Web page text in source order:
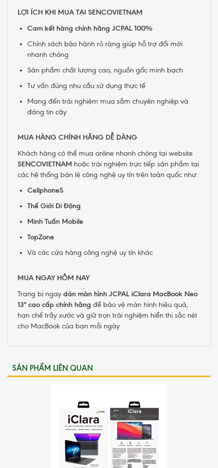
LỢI ÍCH KHI MUA TẠI SENCOVIETNAM
Cam kết hàng chính hãng JCPAL 100%
Chính sách bảo hành rõ ràng giúp hỗ trợ đổi mới
nhanh chóng
Sản phẩm chất lượng cao, nguồn gốc minh bạch
Tư vấn đúng nhu cầu sử dụng thực tế
Mang đến trải nghiệm mua sắm chuyên nghiệp và
đáng tin cậy
MUA HÀNG CHÍNH HÃNG DỄ DÀNG
Khách hàng có thể mua online nhanh chóng tại website
SENCOVIETNAM hoặc trải nghiệm trực tiếp sản phẩm tại
các hệ thống bán lẻ công nghệ uy tín trên toàn quốc như:
CellphoneS
Thế Giới Di Động
Minh Tuấn Mobile
TopZone
Và các cửa hàng công nghệ uy tín khác
MUA NGAY HÔM NAY
Trang bị ngay dán màn hình JCPAL iClara MacBook Neo
13" cao cấp chính hãng để bảo vệ màn hình hiệu quả,
hạn chế trầy xước và giữ trọn trải nghiệm hiển thị sắc nét
cho MacBook của bạn mỗi ngày.
SẢN PHẨM LIÊN QUAN